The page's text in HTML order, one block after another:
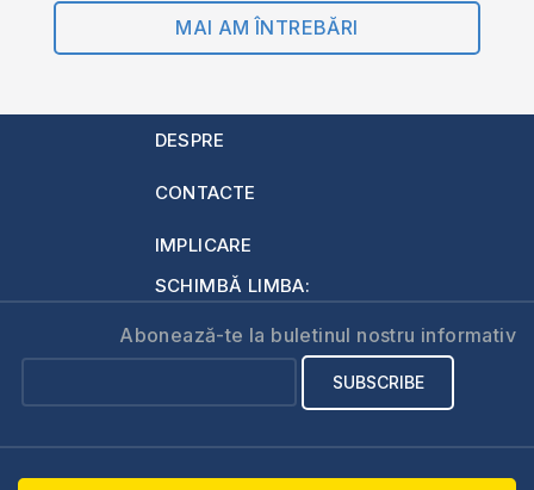
MAI AM ÎNTREBĂRI
DESPRE
CONTACTE
IMPLICARE
SCHIMBĂ LIMBA:
Abonează-te la buletinul nostru informativ